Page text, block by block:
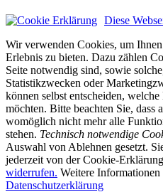
Diese
Wir verwenden Cookies, um
Erlebnis zu bieten. Dazu zählen
Seite notwendig sind, sowie
Statistikzwecken oder
können selbst entscheiden,
möchten. Bitte beachten Sie, dass
womöglich nicht mehr alle
stehen. Technisch notwendige
Auswahl von Ablehnen gesetzt.
jederzeit von der Cookie-
widerrufen. Weitere
Datenschutzerklärung